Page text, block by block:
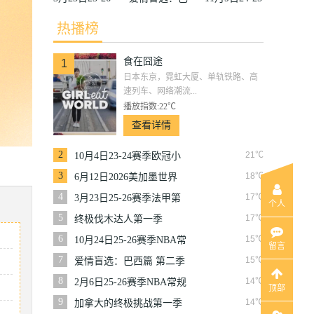
赛季法甲第27
轮雷恩VS梅
斯
轮利雅得体育
利
热播榜
1 食在囧途
日本东京，霓虹大厦、单轨铁路、高
速列车、网络潮流...
播放指数:22℃
查看详情
2 21℃
10月4日23-24赛季欧冠小
组赛第2轮那不勒斯VS皇
家马德里
3 18℃
6月12日2026美加墨世界
杯小组赛韩国VS捷克
4 17℃
3月23日25-26赛季法甲第
27轮雷恩VS梅斯
5 17℃
终极伐木达人第一季
6
15℃
10月24日25-26赛季NBA常
规赛掘金VS勇士
7 15℃
爱情盲选：巴西篇 第二季
8
14℃
2月6日25-26赛季NBA常规
赛篮网VS魔术
9 14℃
加拿大的终极挑战第一季
个人
留言
顶部